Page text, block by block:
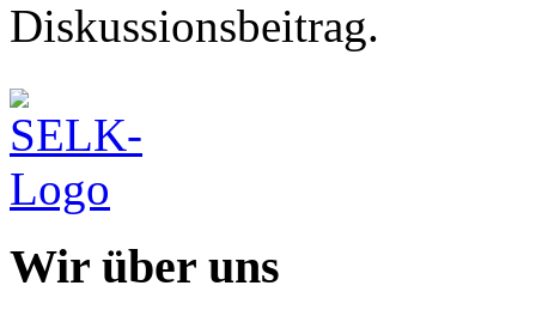
Diskussionsbeitrag.
Wir über uns